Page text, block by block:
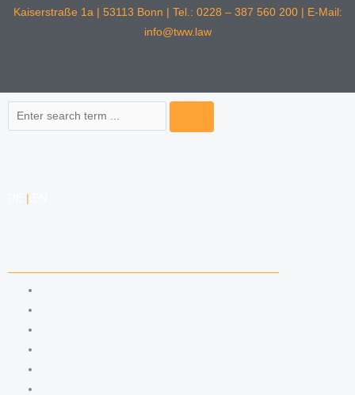
Kaiserstraße 1a | 53113 Bonn | Tel.: 0228 – 387 560 200 | E-Mail:
info@tww.law
Search